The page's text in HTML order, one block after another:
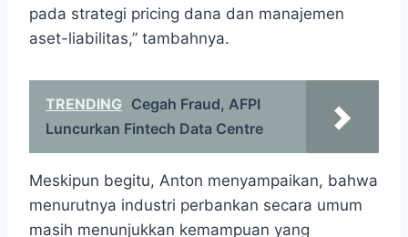
pada strategi pricing dana dan manajemen
aset-liabilitas,” tambahnya.
TRENDING Cegah Fraud, AFPI
Luncurkan Fintech Data Centre
Meskipun begitu, Anton menyampaikan, bahwa
menurutnya industri perbankan secara umum
masih menunjukkan kemampuan yang